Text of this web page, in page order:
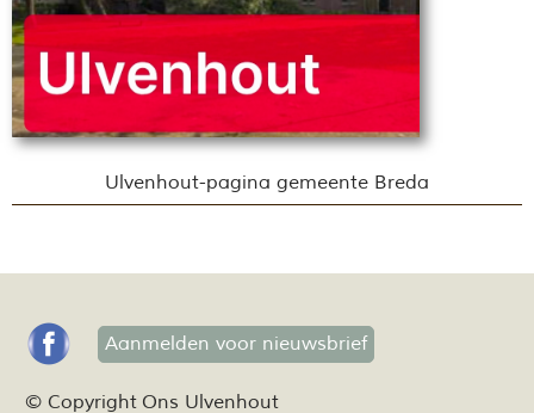
Ulvenhout-pagina gemeente Breda
Aanmelden voor nieuwsbrief
© Copyright Ons Ulvenhout